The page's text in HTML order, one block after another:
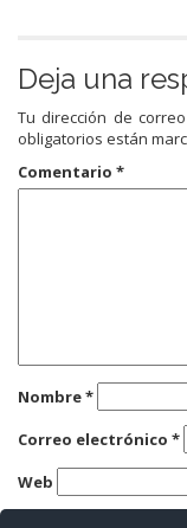
Deja una
Tu dirección de
obligatorios están
Comentario *
Nombre*
Correo electrónico *
Web